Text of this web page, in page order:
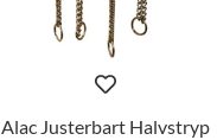
Alac Justerbart Halvstryp